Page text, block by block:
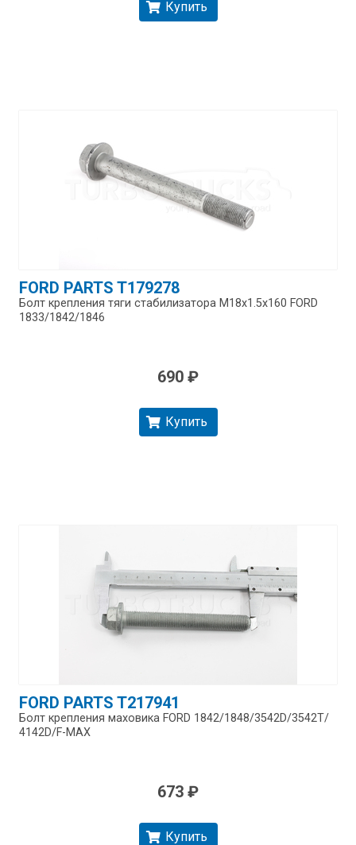
Купить
FORD PARTS T179278
Болт крепления тяги стабилизатора M18x1.5x160 FORD
1833/​1842/​1846
690 ₽
Купить
FORD PARTS T217941
Болт крепления маховика FORD 1842/​1848/​3542D/​3542T/​
4142D/​F-MAX
673 ₽
Купить